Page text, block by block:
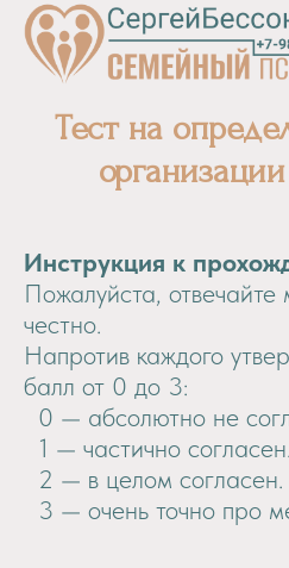
Тест на
Инструкция к
Пожалуйста, отвечайте
честно.
Напротив каждого
балл от 0 до 3:
0 — абсолютно не
1 — частично согласен.
2 — в целом согласен.
3 — очень точно про